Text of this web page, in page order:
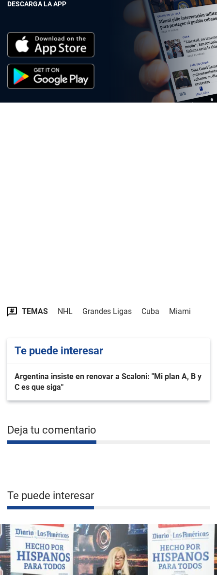
DESCARGA LA APP
TEMAS NHL Grandes Ligas Cuba Miami
Te puede interesar
Argentina insiste en renovar a Scaloni: "Mi plan A, B y
C es que siga"
Deja tu comentario
Te puede interesar